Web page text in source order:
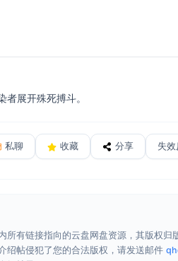
展开殊死搏斗。
私聊 收藏 分享 失
有链接指向的云盘网盘资源，其版权归
绍帖侵犯了您的合法版权，请发送邮件